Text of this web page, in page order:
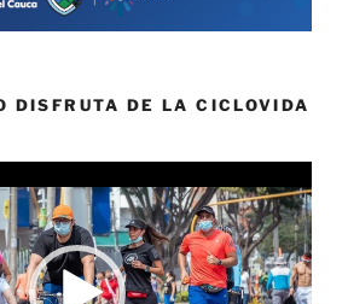
DISFRUTA DE LA CICLOVIDA